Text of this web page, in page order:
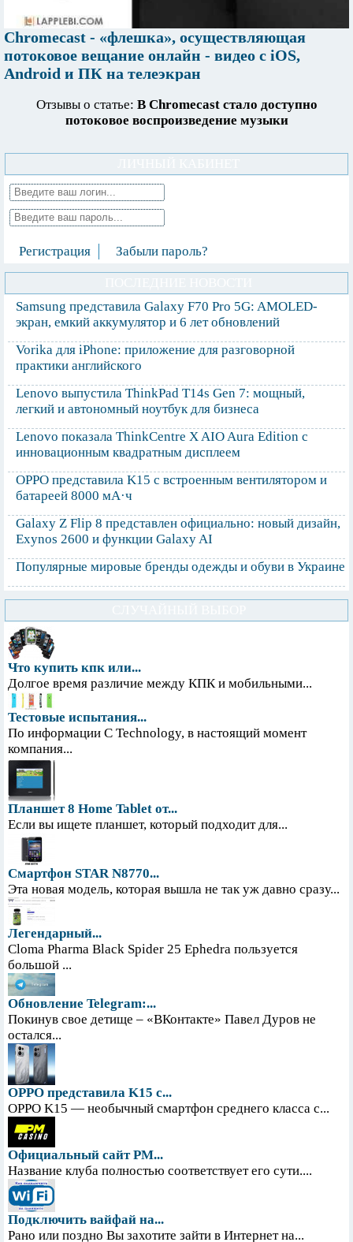
Chromecast - «флешка», осуществляющая
потоковое вещание онлайн - видео с iOS,
Android и ПК на телеэкран
Отзывы о статье: В Chromecast стало доступно
потоковое воспроизведение музыки
Регистрация Забыли пароль?
Samsung представила Galaxy F70 Pro 5G: AMOLED-
экран, емкий аккумулятор и 6 лет обновлений
Vorika для iPhone: приложение для разговорной
практики английского
Lenovo выпустила ThinkPad T14s Gen 7: мощный,
легкий и автономный ноутбук для бизнеса
Lenovo показала ThinkCentre X AIO Aura Edition с
инновационным квадратным дисплеем
OPPO представила K15 с встроенным вентилятором и
батареей 8000 мА·ч
Galaxy Z Flip 8 представлен официально: новый дизайн,
Exynos 2600 и функции Galaxy AI
Популярные мировые бренды одежды и обуви в Украине
Что купить кпк или...
Долгое время различие между КПК и мобильными...
Тестовые испытания...
По информации С Technology, в настоящий момент
компания...
Планшет 8 Home Tablet от...
Если вы ищете планшет, который подходит для...
Смартфон STAR N8770...
Эта новая модель, которая вышла не так уж давно сразу...
Легендарный...
Cloma Pharma Black Spider 25 Ephedra пользуется
большой ...
Обновление Telegram:...
Покинув свое детище – «ВКонтакте» Павел Дуров не
остался...
OPPO представила K15 с...
OPPO K15 — необычный смартфон среднего класса с...
Официальный сайт PM...
Название клуба полностью соответствует его сути....
Подключить вайфай на...
Рано или поздно Вы захотите зайти в Интернет на...